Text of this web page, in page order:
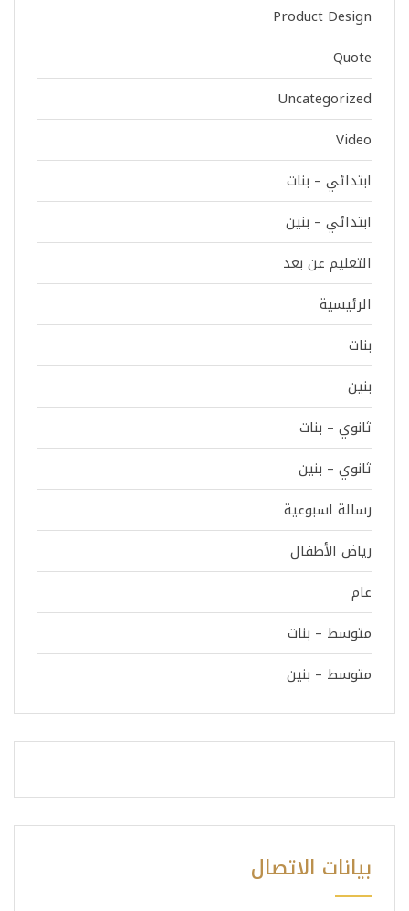
Product Design
Quote
Uncategorized
Video
ابتدائي – بنات
ابتدائي – بنين
التعليم عن بعد
الرئيسية
بنات
بنين
ثانوي – بنات
ثانوي – بنين
رسالة اسبوعية
رياض الأطفال
عام
متوسط – بنات
متوسط – بنين
بيانات الاتصال